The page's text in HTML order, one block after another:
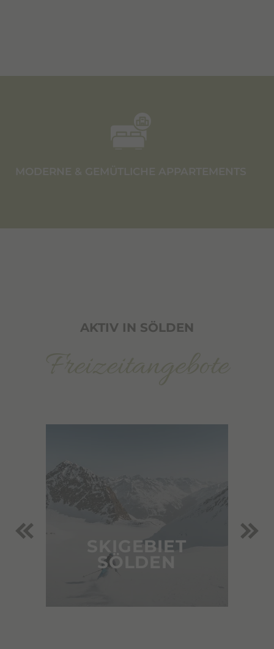
AKTIV IN SÖLDEN
SKIGEBIET
SÖLDEN